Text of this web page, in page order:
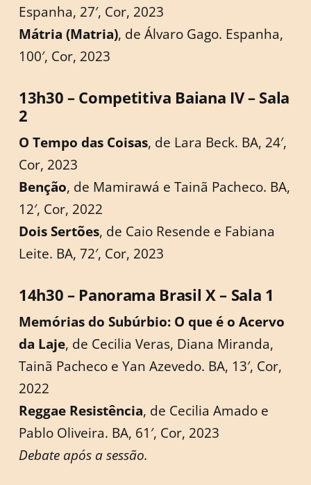
Espanha, 27′, Cor, 2023
Mátria (Matria), de Álvaro Gago. Espanha,
100′, Cor, 2023
13h30 – Competitiva Baiana IV – Sala
2
O Tempo das Coisas, de Lara Beck. BA, 24′,
Cor, 2023
Benção, de Mamirawá e Tainã Pacheco. BA,
12′, Cor, 2022
Dois Sertões, de Caio Resende e Fabiana
Leite. BA, 72′, Cor, 2023
14h30 – Panorama Brasil X – Sala 1
Memórias do Subúrbio: O que é o Acervo
da Laje, de Cecilia Veras, Diana Miranda,
Tainã Pacheco e Yan Azevedo. BA, 13′, Cor,
2022
Reggae Resistência, de Cecilia Amado e
Pablo Oliveira. BA, 61′, Cor, 2023
Debate após a sessão.